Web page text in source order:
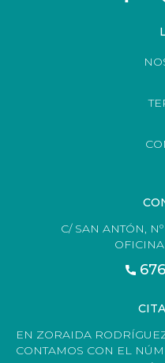
C/ SAN ANTÓN,
EN ZORAIDA
CONTAMOS CON EL